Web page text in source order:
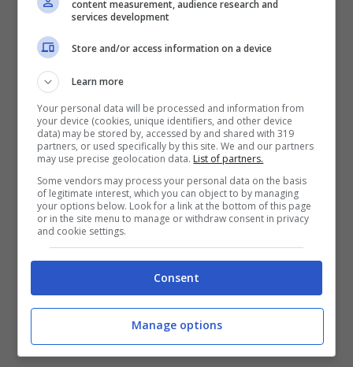
LEGGI ANCHE:Analisi del sangue: come leggerle
correttamente
L’azotemia è un valore che viene spesso effettuato
quando si fanno i normali controlli del sangue, ma
anche in caso di alcuni sintomi. Eccone qualcuno:
stimolo frequente a urinare;
necessità di bere spesso;
anomalie nell’urina (ad esempio urina di
colore più scuro, con sangue o schiumosa);
dolore alle articolazioni ed alle ossa;
frequenti crampi muscolari;
sensazione di gambe affaticate;
pressione alta (ipertensione arteriosa).
content measurement, audience research and
services development
Store and/or access information on a device
Learn more
Your personal data will be processed and information from
your device (cookies, unique identifiers, and other device
data) may be stored by, accessed by and shared with 319
partners, or used specifically by this site. We and our partners
may use precise geolocation data. List of partners.
Some vendors may process your personal data on the basis
of legitimate interest, which you can object to by managing
your options below. Look for a link at the bottom of this page
or in the site menu to manage or withdraw consent in privacy
and cookie settings.
Consent
Manage options